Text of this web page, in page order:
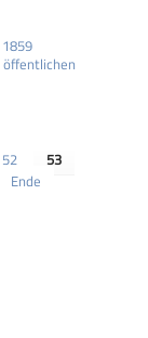
öffentlichen
52
53
Ende